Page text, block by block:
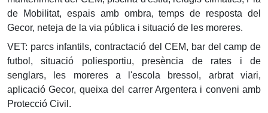
de Mobilitat, espais amb ombra, temps de resposta del
Gecor, neteja de la via pública i situació de les moreres.
VET: parcs infantils, contractació del CEM, bar del camp de
futbol, situació poliesportiu, presència de rates i de
senglars, les moreres a l'escola bressol, arbrat viari,
aplicació Gecor, queixa del carrer Argentera i conveni amb
Protecció Civil.